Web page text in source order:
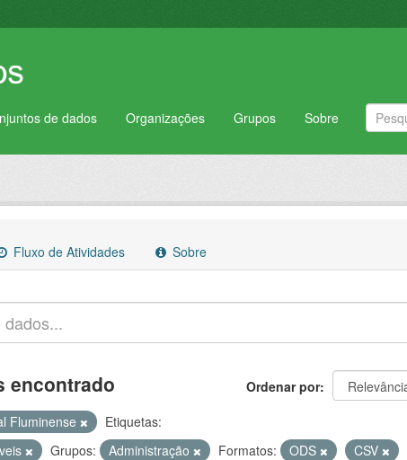
de dados Organizações Grupos Sobre
Fluxo de Atividades Sobre
Ordenar por
encontrado
Fluminense
Etiquetas:
Grupos: Administração Formatos: ODS CSV